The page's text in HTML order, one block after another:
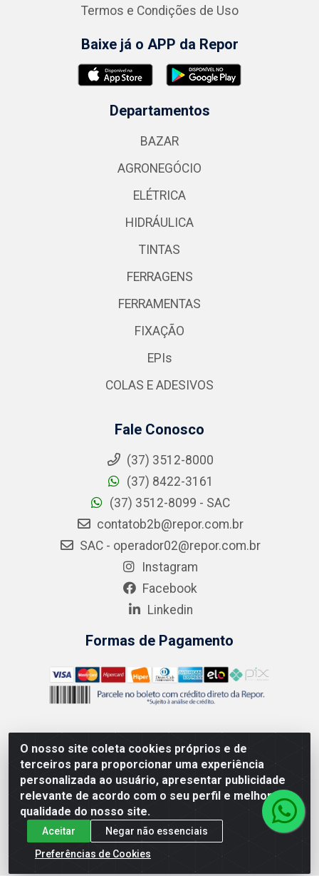
O nosso site coleta cookies próprios e de
terceiros para proporcionar uma experiência
personalizada ao usuário, apresentar publicidade
relevante de acordo com o seu perfil e melhorar a
qualidade do nosso site.
Aceitar
Negar não essenciais
Preferências de Cookies
Termos e Condições de Uso
Baixe já o APP da Repor
Departamentos
BAZAR
AGRONEGÓCIO
ELÉTRICA
HIDRÁULICA
TINTAS
FERRAGENS
FERRAMENTAS
FIXAÇÃO
EPIs
COLAS E ADESIVOS
Fale Conosco
(37) 3512-8000
(37) 8422-3161
(37) 3512-8099 - SAC
contatob2b@repor.com.br
SAC - operador02@repor.com.br
Instagram
Facebook
Linkedin
Formas de Pagamento
AMEV IMPORTADORA E DISTRIBUIDORA LTDA - Rodovia MG-
050 km 136 S/N - Cacôco de Cima, Divinópolis/MG - CEP
35.500-970 – CNPJ 41.747.346/0001-35